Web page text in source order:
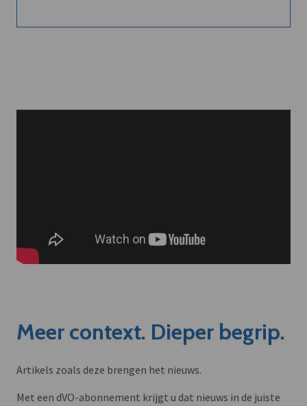
Meer context. Dieper begrip.
Artikels zoals deze brengen het nieuws.
Met een dVO-abonnement krijgt u dat nieuws in de juiste